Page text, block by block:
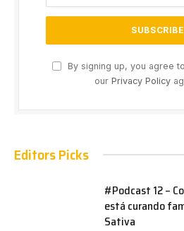
By signing up, you agree
our Privacy Policy
Editors Picks
#Podcast 12 –
está curando
Sativa